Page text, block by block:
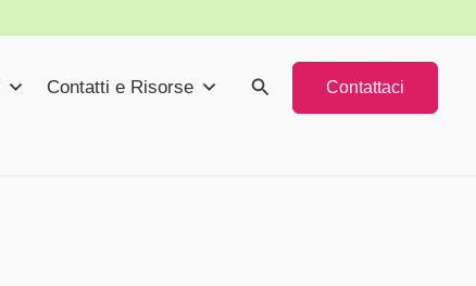
Contatti e Risorse Cerca Contattaci